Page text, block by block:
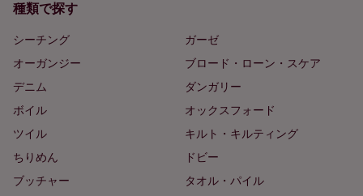
種類で探す
シーチング
ガーゼ
オーガンジー
ブロード・ローン・スケア
デニム
ダンガリー
ボイル
オックスフォード
ツイル
キルト・キルティング
ちりめん
ドビー
ブッチャー
タオル・パイル